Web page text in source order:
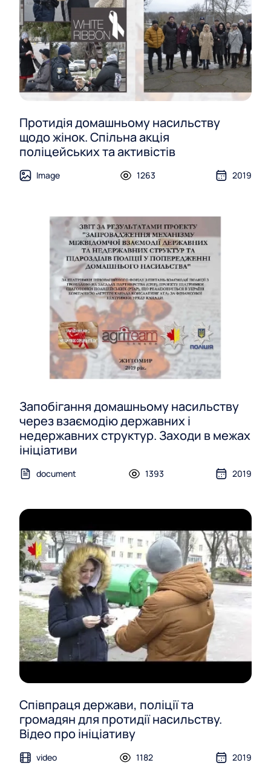
Протидія домашньому насильству
щодо жінок. Спільна акція
поліцейських та активістів
Image 1263 2019
Запобігання домашньому насильству
через взаємодію державних і
недержавних структур. Заходи в межах
ініціативи
document 1393 2019
Співпраця держави, поліції та
громадян для протидії насильству.
Відео про ініціативу
video 1182 2019